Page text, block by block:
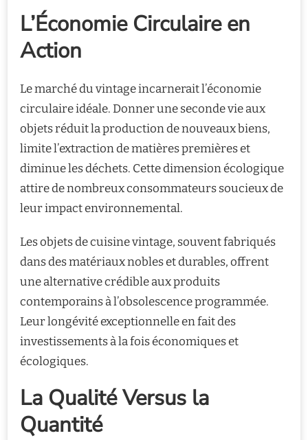
L’Économie Circulaire en
Action
Le marché du vintage incarnerait l’économie
circulaire idéale. Donner une seconde vie aux
objets réduit la production de nouveaux biens,
limite l’extraction de matières premières et
diminue les déchets. Cette dimension écologique
attire de nombreux consommateurs soucieux de
leur impact environnemental.
Les objets de cuisine vintage, souvent fabriqués
dans des matériaux nobles et durables, offrent
une alternative crédible aux produits
contemporains à l’obsolescence programmée.
Leur longévité exceptionnelle en fait des
investissements à la fois économiques et
écologiques.
La Qualité Versus la
Quantité